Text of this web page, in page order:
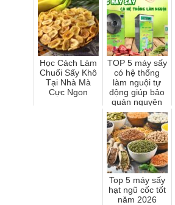
Học Cách Làm
Chuối Sấy Khô
Tại Nhà Mà
Cực Ngon
TOP 5 máy sấy
có hệ thống
làm nguội tự
động giúp bảo
quản nguyên
liệu tốt nhất
Top 5 máy sấy
hạt ngũ cốc tốt
năm 2026